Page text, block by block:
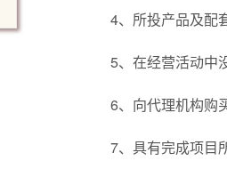
4、所投产品及配
5、在经营活动中
6、向代理机构购
7、具有完成项目